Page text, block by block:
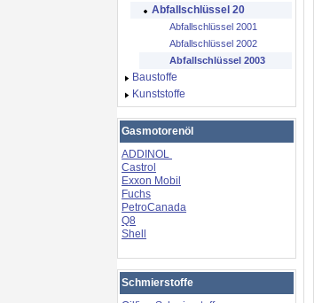
Abfallschlüssel 20
Abfallschlüssel 2001
Abfallschlüssel 2002
Abfallschlüssel 2003
Baustoffe
Kunststoffe
Gasmotorenöl
ADDINOL
Castrol
Exxon Mobil
Fuchs
PetroCanada
Q8
Shell
Schmierstoffe